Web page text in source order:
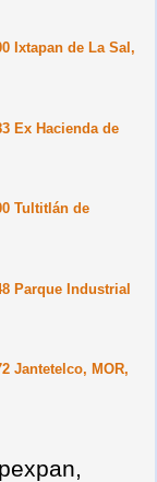
Ixtapan de La Sal,
Ex Hacienda de
Tultitlán de
Parque Industrial
Jantetelco, MOR,